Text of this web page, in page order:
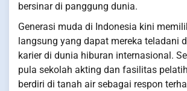
bersinar di panggung dunia.
Generasi muda di Indonesia kini
langsung yang dapat mereka teladani
karier di dunia hiburan internasional.
pula sekolah akting dan fasilitas
berdiri di tanah air sebagai respon